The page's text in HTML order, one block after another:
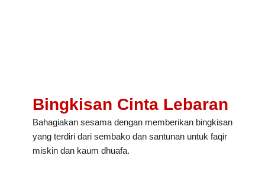
Bingkisan Cinta Lebaran
Bahagiakan sesama dengan memberikan bingkisan
yang terdiri dari sembako dan santunan untuk faqir
miskin dan kaum dhuafa.